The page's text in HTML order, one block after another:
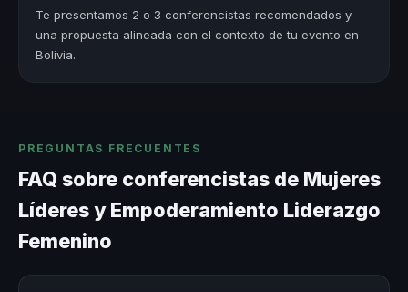
Te presentamos 2 o 3 conferencistas recomendados y
una propuesta alineada con el contexto de tu evento en
Bolivia.
PREGUNTAS FRECUENTES
FAQ sobre conferencistas de Mujeres
Líderes y Empoderamiento Liderazgo
Femenino